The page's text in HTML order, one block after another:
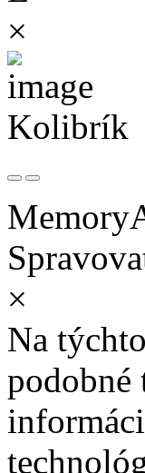
×
Kolibrík
×
Na
podobné